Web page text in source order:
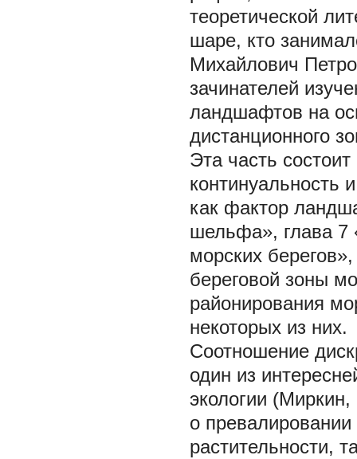
теоретической
шаре, кто
Михайлович
зачинателей
ландшафтов на
дистанционного
Эта часть
континуальность
как фактор
шельфа», глава
морских
береговой зоны
районирования
некоторых из них.
Соотношение
один из
экологии
о
растительности,